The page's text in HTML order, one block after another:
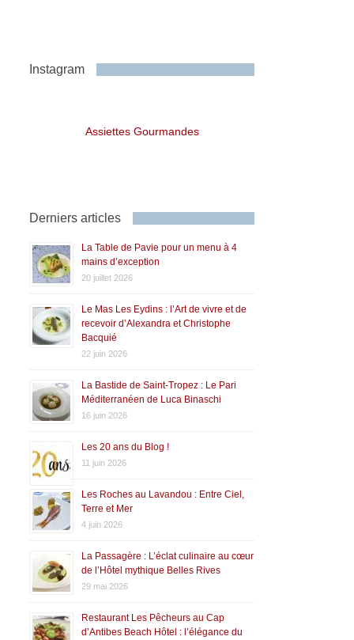
Instagram
Assiettes Gourmandes
Derniers articles
La Table de Pavie pour un menu à 4
mains d’exception
20 juillet 2026
Le Mas Les Eydins : l’Art de vivre et de
recevoir d’Alexandra et Christophe
Bacquié
22 juin 2026
La Bastide de Saint-Tropez : Le Pari
Méditerranéen de Luca Binaschi
16 juin 2026
Les 20 ans du Blog !
11 juin 2026
Les Roches au Lavandou : Entre Ciel,
Terre et Mer
4 juin 2026
La Passagère : L’éclat culinaire au cœur
de l’Hôtel mythique Belles Rives
29 mai 2026
Restaurant Les Pêcheurs au Cap
d’Antibes Beach Hôtel : l’élégance du